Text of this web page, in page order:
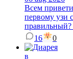
Всем
первому узи
правильный?
16
0
в